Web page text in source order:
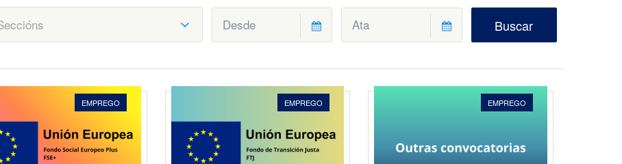
Buscar
EMPREGO EMPREGO EMPREGO